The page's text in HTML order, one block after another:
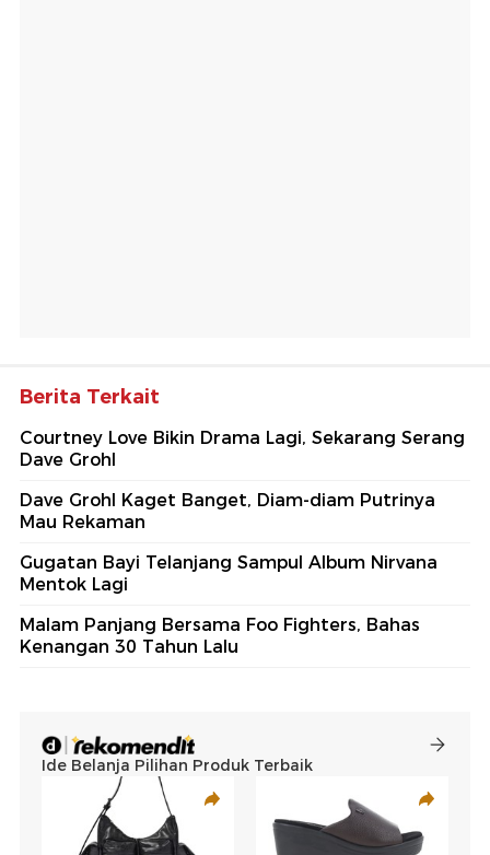
Berita Terkait
Courtney Love Bikin Drama Lagi, Sekarang Serang
Dave Grohl
Dave Grohl Kaget Banget, Diam-diam Putrinya
Mau Rekaman
Gugatan Bayi Telanjang Sampul Album Nirvana
Mentok Lagi
Malam Panjang Bersama Foo Fighters, Bahas
Kenangan 30 Tahun Lalu